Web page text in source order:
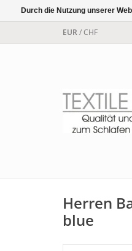
EUR/CHF
Herren
blue
Durch die Nutzung unserer